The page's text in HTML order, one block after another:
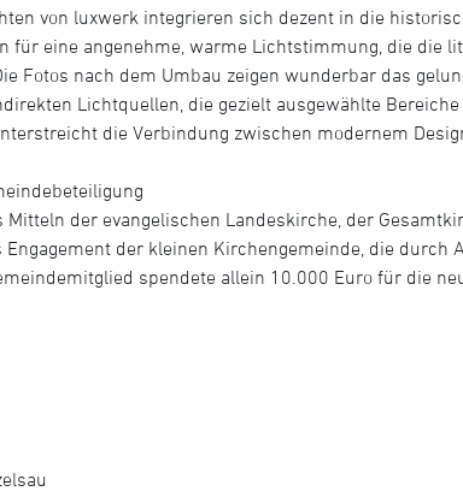
von luxwerk integrieren sich dezent in die
für eine angenehme, warme Lichtstimmung, die die
Fotos nach dem Umbau zeigen wunderbar das
Lichtquellen, die gezielt ausgewählte
die Verbindung zwischen modernem
Mitteln der evangelischen Landeskirche, der
der kleinen Kirchengemeinde, die
spendete allein 10.000 Euro für die